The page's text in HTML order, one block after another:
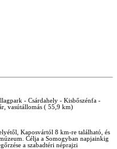
- Csárdahely - Kisbőszénfa -
vasútállomás ( 55,9 km)
Kaposvártól 8 km-re található, és
Célja a Somogyban napjainkig
a szabadtéri néprajzi